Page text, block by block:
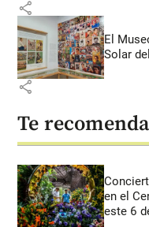
share
El
Solar
share
Te
en el
este 6